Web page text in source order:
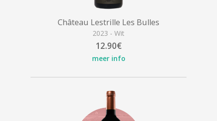
Château Lestrille Les Bulles
2023 - Wit
12.90€
meer info